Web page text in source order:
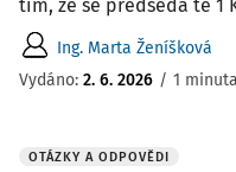
tím, že se předseda té 1
Ing. Marta Ženíšková
Vydáno: 2. 6. 2026 / 1
OTÁZKY A ODPOVĚDI